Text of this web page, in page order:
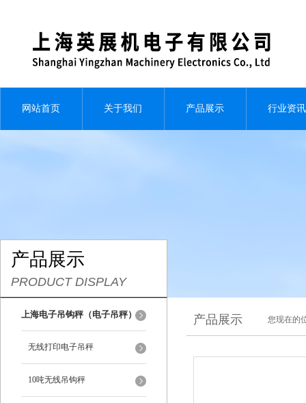
网站首页 关于我们 产品展示 行业资讯
产品展示
PRODUCT DISPLAY
上海电子吊钩秤（电子吊秤）
无线打印电子吊秤
10吨无线吊钩秤
产品展示 您现在的